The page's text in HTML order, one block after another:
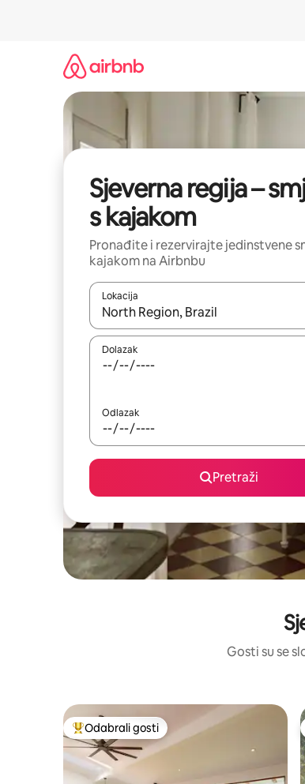
Sjeverna regija –
s kajakom
Pronađite i rezervirajte jedinstvene
kajakom na Airbnbu
Lokacija
Kada budu dostupni rezultati, moći
Dolazak
Odlazak
Pretraži
Gosti su se
Među najviše rangiranima s oznakom
Odabrali gosti